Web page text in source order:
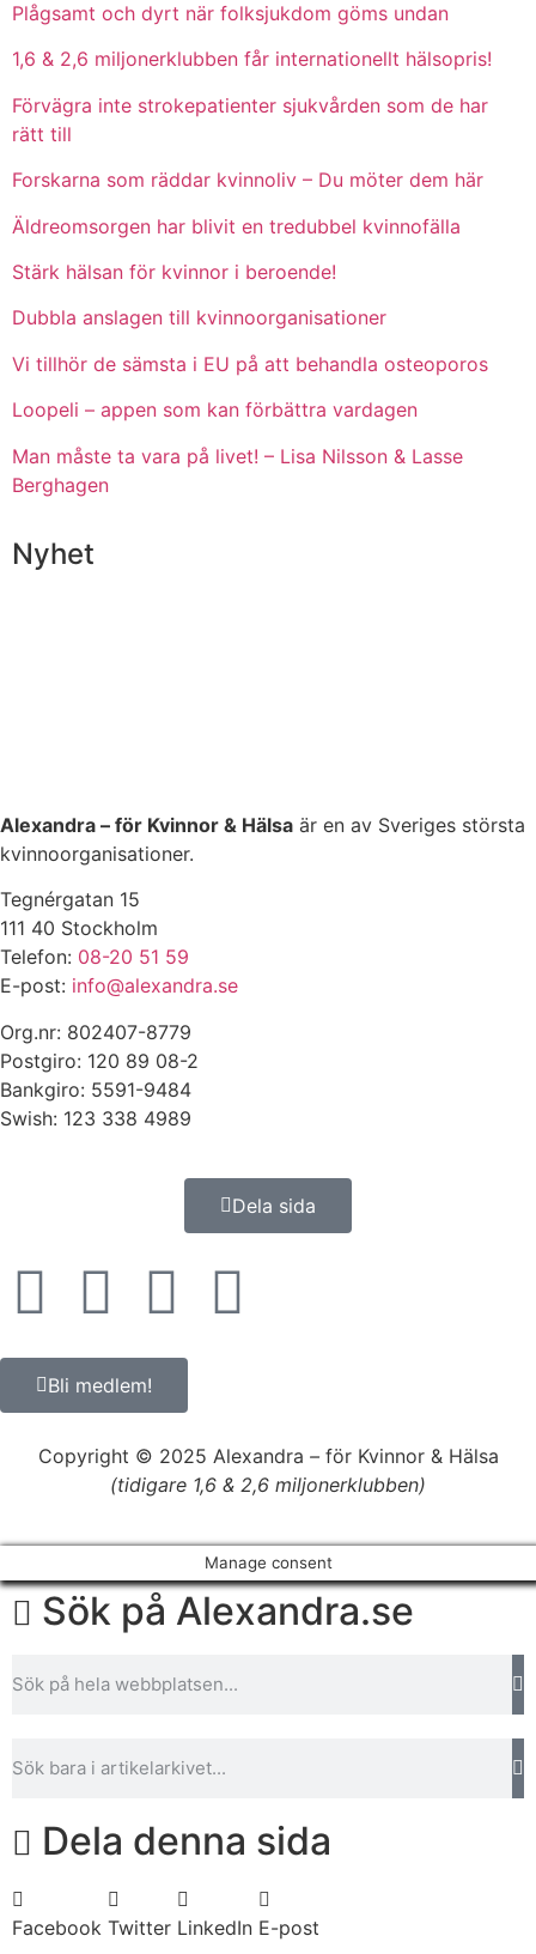
Plågsamt och dyrt när folksjukdom göms undan
1,6 & 2,6 miljonerklubben får internationellt hälsopris!
Förvägra inte strokepatienter sjukvården som de har
rätt till
Forskarna som räddar kvinnoliv – Du möter dem här
Äldreomsorgen har blivit en tredubbel kvinnofälla
Stärk hälsan för kvinnor i beroende!
Dubbla anslagen till kvinnoorganisationer
Vi tillhör de sämsta i EU på att behandla osteoporos
Loopeli – appen som kan förbättra vardagen
Man måste ta vara på livet! – Lisa Nilsson & Lasse
Berghagen
Nyhet
Alexandra – för Kvinnor & Hälsa är en av Sveriges största
kvinnoorganisationer.
Tegnérgatan 15
111 40 Stockholm
Telefon: 08-20 51 59
E-post: info@alexandra.se
Org.nr: 802407-8779
Postgiro: 120 89 08-2
Bankgiro: 5591-9484
Swish: 123 338 4989
Dela sida
Bli medlem!
Copyright © 2025 Alexandra – för Kvinnor & Hälsa
(tidigare 1,6 & 2,6 miljonerklubben)
Manage consent
Sök på Alexandra.se
Dela denna sida
Facebook Twitter LinkedIn E-post